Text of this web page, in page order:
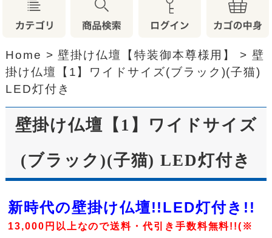
Home >壁掛け仏壇【特装御本尊様用】 >壁
掛け仏壇【1】ワイドサイズ(ブラック)(子猫)
LED灯付き
壁掛け仏壇【1】ワイドサイズ
(ブラック)(子猫) LED灯付き
新時代の壁掛け仏壇!!LED灯付き!!
13,000円以上なので送料・代引き手数料無料!!(※